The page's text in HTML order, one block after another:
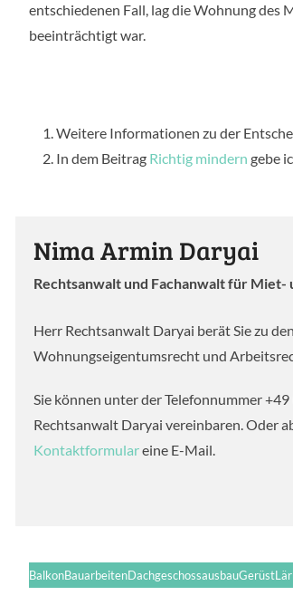
entschiedenen Fall, lag die Wohnung des
beeinträchtigt war.
Weitere Informationen zu der
In dem Beitrag Richtig mindern gebe
Nima Armin Daryai
Rechtsanwalt und Fachanwalt für
Herr Rechtsanwalt Daryai berät Sie zu
Wohnungseigentumsrecht und
Sie können unter der Telefonnummer
Rechtsanwalt Daryai vereinbaren. Oder
Kontaktformulareine E-Mail.
BalkonBauarbeitenDachgeschossausbauGerüst